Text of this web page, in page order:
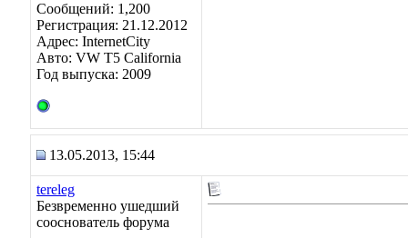
Сообщений: 1,200
Регистрация: 21.12.2012
Адрес: InternetCity
Авто: VW T5 California
Год выпуска: 2009
13.05.2013, 15:44
tereleg
Безвременно ушедший
сооснователь форума